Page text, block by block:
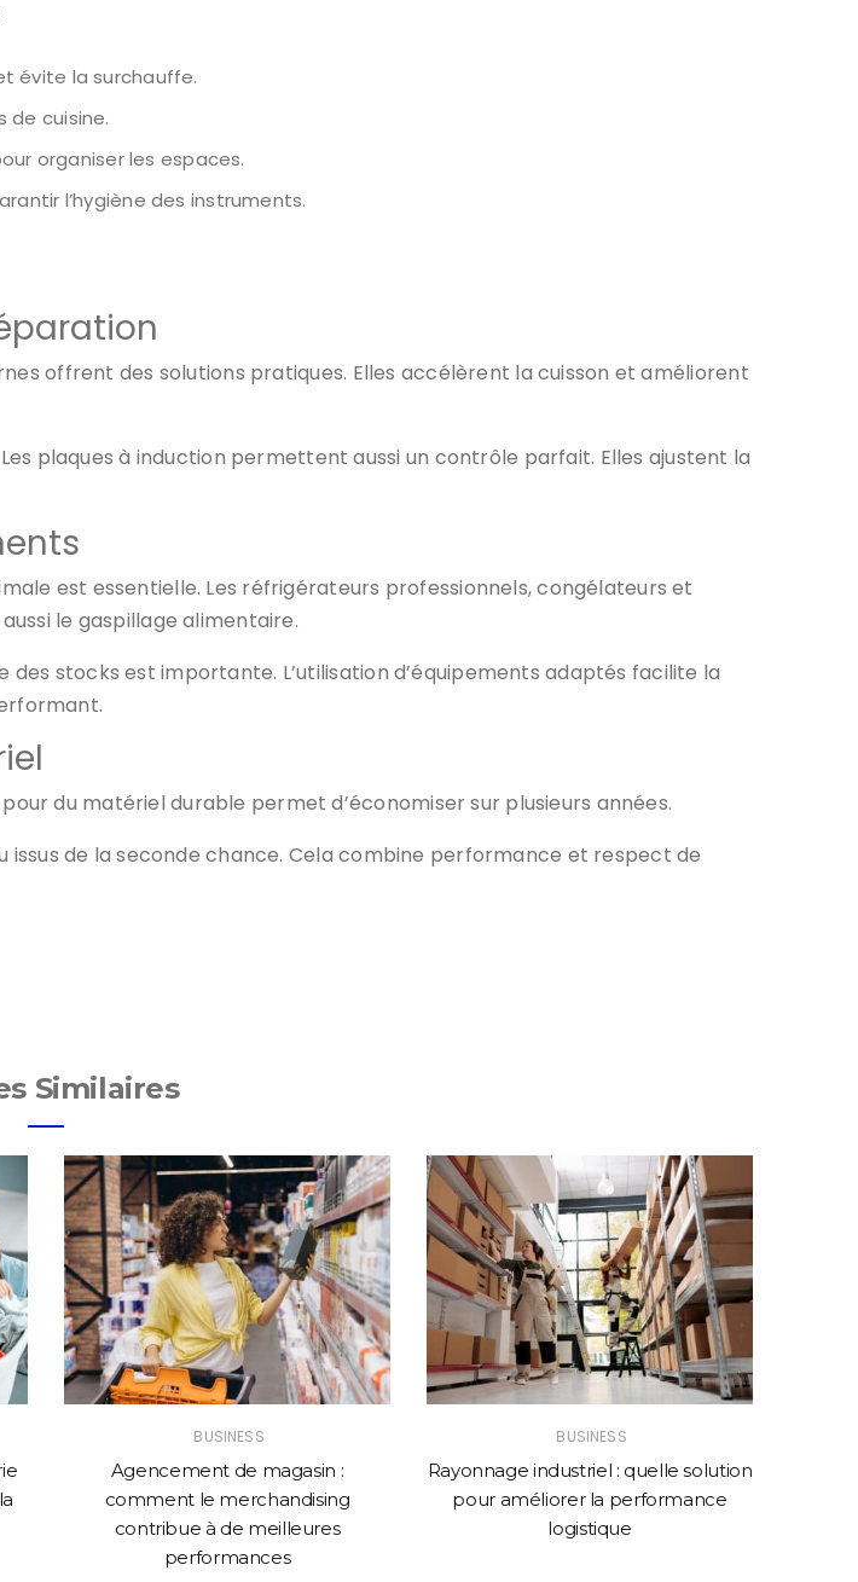
évite la surchauffe.
de cuisine.
organiser les espaces.
l’hygiène des instruments.
offrent des solutions pratiques. Elles accélèrent la cuisson et améliorent
plaques à induction permettent aussi un contrôle parfait. Elles ajustent la
est essentielle. Les réfrigérateurs professionnels, congélateurs et
le gaspillage alimentaire.
stocks est importante. L’utilisation d’équipements adaptés facilite la
du matériel durable permet d’économiser sur plusieurs années.
issus de la seconde chance. Cela combine performance et respect de
Similaires
BUSINESS
Agencement de magasin :
comment le merchandising
contribue à de meilleures
performances
BUSINESS
Rayonnage industriel : quelle solution
pour améliorer la performance
logistique